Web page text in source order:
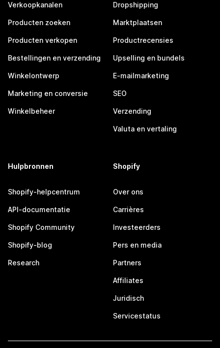
Verkoopkanalen
Producten zoeken
Producten verkopen
Bestellingen en verzending
Winkelontwerp
Marketing en conversie
Winkelbeheer
Dropshipping
Marktplaatsen
Productrecensies
Upselling en bundels
E-mailmarketing
SEO
Verzending
Valuta en vertaling
Hulpbronnen
Shopify-helpcentrum
API-documentatie
Shopify Community
Shopify-blog
Research
Shopify
Over ons
Carrières
Investeerders
Pers en media
Partners
Affiliates
Juridisch
Servicestatus